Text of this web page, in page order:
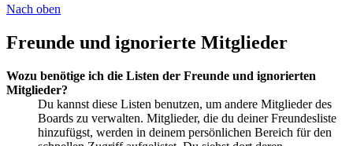
Nach oben
Freunde und ignorierte Mitglieder
Wozu benötige ich die Listen der Freunde und ignorierten
Mitglieder?
Du kannst diese Listen benutzen, um andere Mitglieder des
Boards zu verwalten. Mitglieder, die du deiner Freundesliste
hinzufügst, werden in deinem persönlichen Bereich für den